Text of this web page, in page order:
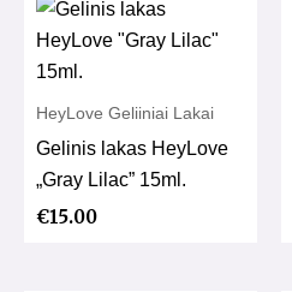
HeyLove Geliiniai Lakai
Gelinis lakas HeyLove
„Gray Lilac” 15ml.
€15.00